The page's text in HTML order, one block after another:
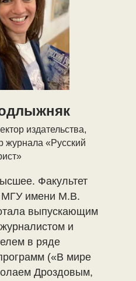
издательства,
журнала «Русский
Факультет
МГУ имени М.В.
выпускающим
и
в ряде
(«В мире
Дроздовым,